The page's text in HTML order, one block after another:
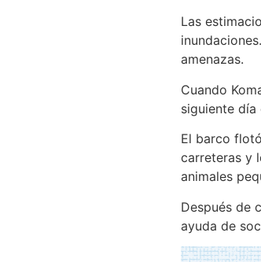
Las
amenazas.
Cuando
siguiente
El barco
carreteras y
animales
Después de
ayuda de